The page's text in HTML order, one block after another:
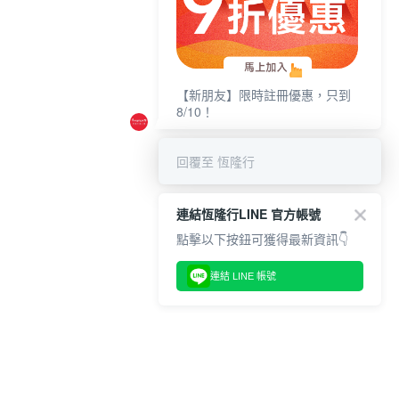
【新朋友】限時註冊優惠，只到
8/10！
回覆至 恆隆行
連結恆隆行LINE 官方帳號
點擊以下按鈕可獲得最新資訊👇
連結 LINE 帳號